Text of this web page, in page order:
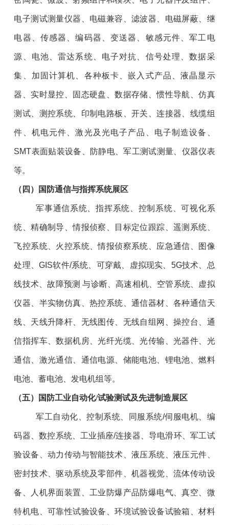
电子测试测量仪器、电磁兼容、滤波器、电磁屏蔽、继
电器、传感器、编码器、变送器、敏感元件、军工电
源、电池、雷达系统、电子对抗、信号处理、数据采
集、加固计算机、各种板卡、嵌入式产品、液晶显示
器、实时显控、固态硬盘、数据存储、惯性导航、仿真
测试、测控系统、印制电路板、开关、连接器、线缆组
件、机电元件、激光及光电子产品、电子制造设备、
SMT表面贴装设备、防静电、军工测试测量、仪器仪表
等。
（ 四 ）国防通信与指挥系统展区
军事通信系统、指挥系统、控制系统、可视化系
统、精确制导、情报侦察、目标定位跟踪、遥测系统、
飞控系统、火控系统、情报侦察系统、应急通信、图像
处理、GIS软件/系统、可穿戴、虚拟现实、5G技术、总
线技术、故障预测 与诊断、高速相机、空管系统、虚拟
仪器、半实物仿真、热控系统、通信器材、各种通信天
线、天线升降杆、无线图传、无线自组网、操控台、通
信指挥车、数据机房、光纤光缆、光传输、光器件、光
通信、激光通信、通信电源、储能电池、锂电池、燃料
电池、蓄电池、发电机组等。
（五）国防工业自动化/试验测试及先进制造展区
军工自动化、控制系统、同服系统/伺服电机、编
码器、数控系统、工业插座/连接器、导电滑环、军工试
验设备、动力传动与智能技术、液压系统、液压元件、
密封技术、驱动系统及零部件、机器视觉、流体传动设
备、人机界面装置、工业防爆产品防爆电气、真空、微
特机电、可靠性试验设备、环境试验设备试验箱、材料